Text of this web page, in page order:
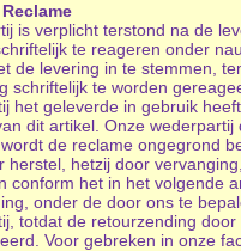
is verplicht terstond na de
te reageren onder
de levering in te stemmen,
schriftelijk te worden
het geleverde in gebruik
dit artikel. Onze
de reclame ongegrond
herstel, hetzij door
conform het in het volgende
onder de door ons te
totdat de retourzending
Voor gebreken in onze